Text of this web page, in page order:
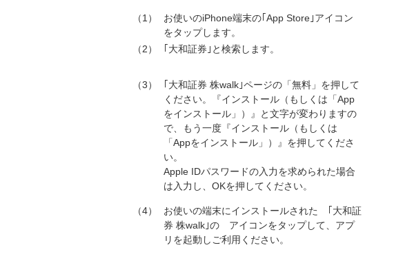
1
お使いのiPhone端末の｢App Store｣アイコン
をタップします。
2
｢大和証券｣と検索します。
3
｢大和証券 株walk｣ページの「無料」を押して
ください。『インストール（もしくは「App
をインストール」）』と文字が変わりますの
で、もう一度『インストール（もしくは
「Appをインストール」）』を押してくださ
い。
Apple IDパスワードの入力を求められた場合
は入力し、OKを押してください。
4
お使いの端末にインストールされた ｢大和証
券 株walk｣の アイコンをタップして、アプ
リを起動しご利用ください。